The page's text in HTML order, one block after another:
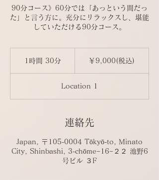
90分コース》60分では「あっという間だっ
た」と言う方に。充分にリラックスし、堪能
していただける90分コース。
1時間 30分
0
分
￥9,000(税込)
Location 1
連絡先
Japan, 〒105-0004 Tōkyō-to, Minato
City, Shinbashi, 3-chōme−16−２２ 池野6
号ビル ３F